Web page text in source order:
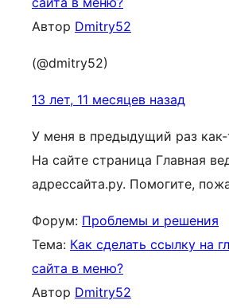
Автор Dmitry52
(@dmitry52)
13 лет, 11 месяцев назад
У меня в предыдущий раз как-
На сайте страница Главная
адрессайта.ру. Помогите,
Форум: Проблемы и решения
Тема: Как сделать ссылку на
сайта в меню?
Автор Dmitry52